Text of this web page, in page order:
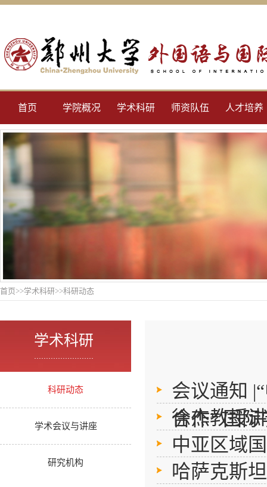
首页 学院概况 学术科研 师资队伍 人才培养
首页>>学术科研>>科研动态
学术科研
科研动态
学术会议与讲座
研究机构
会议通知
合作” 国
徐杰教授
中亚区域
哈萨克斯